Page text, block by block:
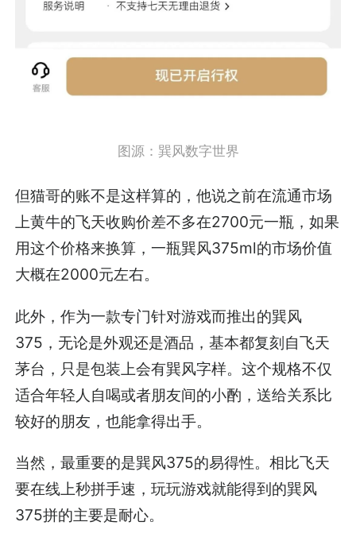
图源：巽风数字世界
但猫哥的账不是这样算的，他说之前在流通市场
上黄牛的飞天收购价差不多在2700元一瓶，如果
用这个价格来换算，一瓶巽风375ml的市场价值
大概在2000元左右。
此外，作为一款专门针对游戏而推出的巽风
375，无论是外观还是酒品，基本都复刻自飞天
茅台，只是包装上会有巽风字样。这个规格不仅
适合年轻人自喝或者朋友间的小酌，送给关系比
较好的朋友，也能拿得出手。
当然，最重要的是巽风375的易得性。相比飞天
要在线上秒拼手速，玩玩游戏就能得到的巽风
375拼的主要是耐心。